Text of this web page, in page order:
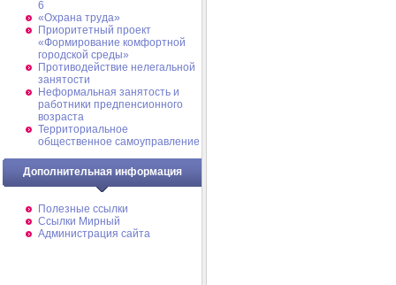
6
«Охрана труда»
Приоритетный проект
«Формирование комфортной
городской среды»
Противодействие нелегальной
занятости
Неформальная занятость и
работники предпенсионного
возраста
Территориальное
общественное самоуправление
Дополнительная информация
Полезные ссылки
Ссылки Мирный
Администрация сайта